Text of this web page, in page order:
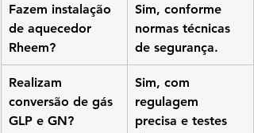
Fazem instalação
de aquecedor
Rheem?
Sim, conforme
normas técnicas
de segurança.
Realizam
conversão de gás
GLP e GN?
Sim, com
regulagem
precisa e testes